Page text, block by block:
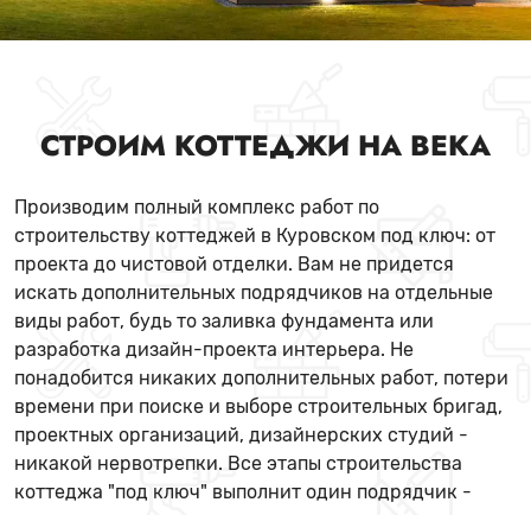
СТРОИМ КОТТЕДЖИ НА ВЕКА
Производим полный комплекс работ по
строительству коттеджей в Куровском под ключ: от
проекта до чистовой отделки. Вам не придется
искать дополнительных подрядчиков на отдельные
виды работ, будь то заливка фундамента или
разработка дизайн-проекта интерьера. Не
понадобится никаких дополнительных работ, потери
времени при поиске и выборе строительных бригад,
проектных организаций, дизайнерских студий -
никакой нервотрепки. Все этапы строительства
коттеджа "под ключ" выполнит один подрядчик -